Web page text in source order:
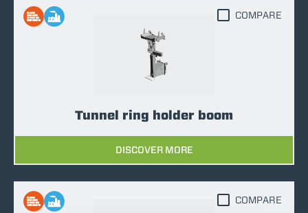
Tunnel ring holder boom
DISCOVER MORE
COMPARE
COMPARE